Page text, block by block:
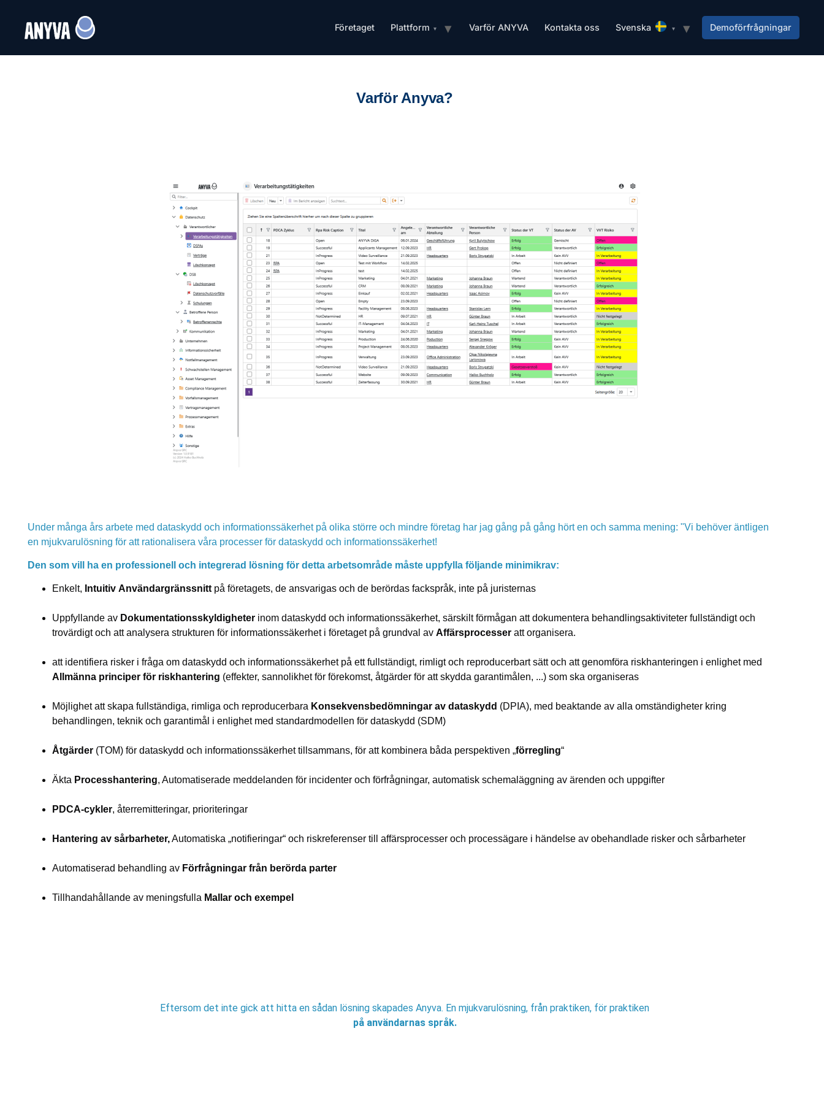
Företaget Plattform Varför ANYVA Kontakta oss Svenska Demoförfrågningar
Varför Anyva?
Under många års arbete med dataskydd och informationssäkerhet på olika större och mindre företag har jag gång på gång hört en och samma mening: "Vi behöver äntligen
en mjukvarulösning för att rationalisera våra processer för dataskydd och informationssäkerhet!
Den som vill ha en professionell och integrerad lösning för detta arbetsområde måste uppfylla följande minimikrav:
Enkelt, Intuitiv Användargränssnitt på företagets, de ansvarigas och de berördas fackspråk, inte på juristernas
Uppfyllande av Dokumentationsskyldigheter inom dataskydd och informationssäkerhet, särskilt förmågan att dokumentera behandlingsaktiviteter fullständigt och
trovärdigt och att analysera strukturen för informationssäkerhet i företaget på grundval av Affärsprocesser att organisera.
att identifiera risker i fråga om dataskydd och informationssäkerhet på ett fullständigt, rimligt och reproducerbart sätt och att genomföra riskhanteringen i enlighet med
Allmänna principer för riskhantering (effekter, sannolikhet för förekomst, åtgärder för att skydda garantimålen, ...) som ska organiseras
Möjlighet att skapa fullständiga, rimliga och reproducerbara Konsekvensbedömningar av dataskydd (DPIA), med beaktande av alla omständigheter kring
behandlingen, teknik och garantimål i enlighet med standardmodellen för dataskydd (SDM)
Åtgärder (TOM) för dataskydd och informationssäkerhet tillsammans, för att kombinera båda perspektiven „förregling“
Äkta Processhantering, Automatiserade meddelanden för incidenter och förfrågningar, automatisk schemaläggning av ärenden och uppgifter
PDCA-cykler, återremitteringar, prioriteringar
Hantering av sårbarheter,Automatiska „notifieringar“ och riskreferenser till affärsprocesser och processägare i händelse av obehandlade risker och sårbarheter
Automatiserad behandling av Förfrågningar från berörda parter
Tillhandahållande av meningsfulla Mallar och exempel
Eftersom det inte gick att hitta en sådan lösning skapades Anyva. En mjukvarulösning, från praktiken, för praktiken
på användarnas språk.